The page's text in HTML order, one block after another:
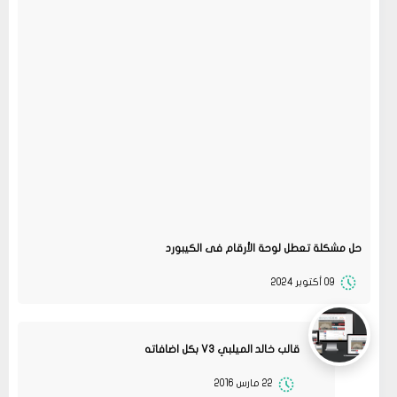
حل مشكلة تعطل لوحة الأرقام فى الكيبورد
09 أكتوبر 2024
قالب خالد الميلبي V3 بكل اضافاته
22 مارس 2016